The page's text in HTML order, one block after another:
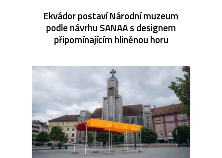
Ekvádor postaví Národní muzeum
podle návrhu SANAA s designem
připomínajícím hliněnou horu